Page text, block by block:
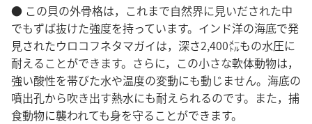
る
開
く）
● この貝の外骨格は，これまで自然界に見いだされた中
でもずば抜けた強度を持っています。インド洋の海底で発
見されたウロコフネタマガイは，深さ2,400㍍もの水圧に
耐えることができます。さらに，この小さな軟体動物は，
強い酸性を帯びた水や温度の変動にも動じません。海底の
噴出孔から吹き出す熱水にも耐えられるのです。また，捕
食動物に襲われても身を守ることができます。